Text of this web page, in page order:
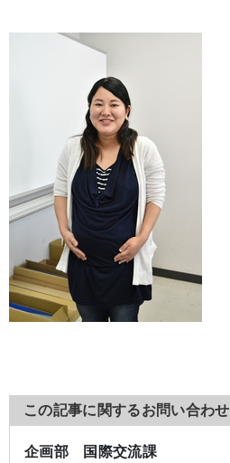
この記事に関するお問い合わせ
企画部 国際交流課